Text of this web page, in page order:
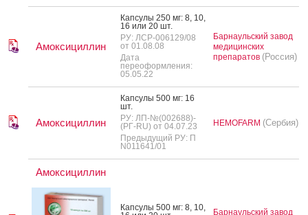
Амоксициллин
Кап­су­лы 250 мг: 8, 10,
16 или 20 шт.
РУ: ЛСР-006129/08
от 01.08.08
Дата
переоформления:
05.05.22
Барнаульский завод
медицинских
препаратов (Россия)
Амоксициллин
Кап­су­лы 500 мг: 16
шт.
РУ: ЛП-№(002688)-
(РГ-RU) от 04.07.23
Предыдущий РУ: П
N011641/01
HEMOFARM (Сербия)
Амоксициллин
Кап­су­лы 500 мг: 8, 10,
Барнаульский завод